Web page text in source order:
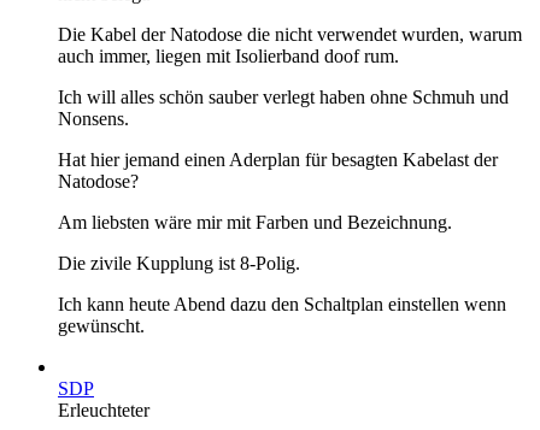
Die Kabel der Natodose die nicht verwendet wurden, warum
auch immer, liegen mit Isolierband doof rum.
Ich will alles schön sauber verlegt haben ohne Schmuh und
Nonsens.
Hat hier jemand einen Aderplan für besagten Kabelast der
Natodose?
Am liebsten wäre mir mit Farben und Bezeichnung.
Die zivile Kupplung ist 8-Polig.
Ich kann heute Abend dazu den Schaltplan einstellen wenn
gewünscht.
SDP
Erleuchteter